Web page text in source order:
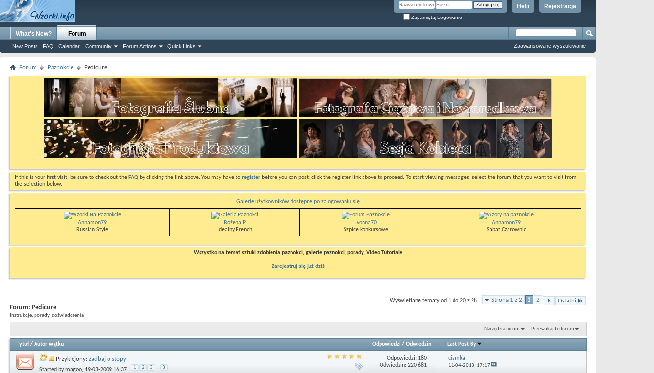
Rejestracja
Help
Zapamiętaj Logowanie
What's New? Forum
New Posts FAQ Calendar Community Forum Actions Quick Links Zaawansowane wyszukiwanie
Forum Paznokcie Pedicure
If this is your first visit, be sure to check out the FAQ by clicking the link above. You may have to register before you can post: click the register link above to proceed. To start viewing messages, select the forum that you want to visit from
the selection below.
Galerie użytkowników dostępne po zalogowaniu się
Annamon79
Russian Style
Bożena P
Idealny French
Ivonna70
Szpice konkursowe
Annamon79
Sabat Czarownic
Wszystko na temat sztuki zdobienia paznokci, galerie paznokci, porady, Video Tutoriale
Zarejestruj się już dziś
Strona 1 z 2 1 2 Ostatni
Wyświetlane tematy od 1 do 20 z 28
Forum: Pedicure
Instrukcje, porady, doświadczenia
Narzędzia forum Przeszukaj to forum
Tytuł / Autor wątku Odpowiedzi/ Odwiedzin Last Post By
Przyklejony: Zadbaj o stopy
Started bymagoo, 19-03-2009 16:37 1 2 3 ... 8
Odpowiedzi: 180
Odwiedzin: 220 681
ciamka
11-04-2018, 17:17